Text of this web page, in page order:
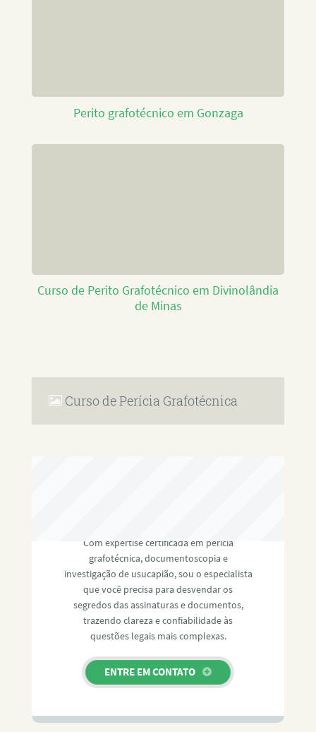
Perito grafotécnico em Gonzaga
Curso de Perito Grafotécnico em Divinolândia
de Minas
Curso de Perícia Grafotécnica
Com expertise certificada em perícia
grafotécnica, documentoscopia e
investigação de usucapião, sou o especialista
que você precisa para desvendar os
segredos das assinaturas e documentos,
trazendo clareza e confiabilidade às
questões legais mais complexas.
ENTRE EM CONTATO